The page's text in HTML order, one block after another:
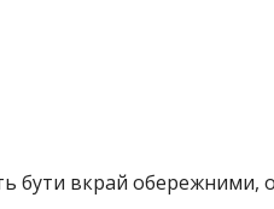
бути вкрай обережними,